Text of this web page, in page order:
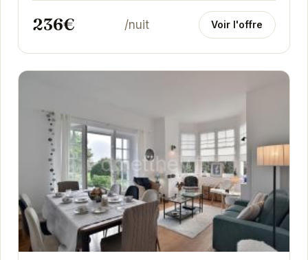
236€ /nuit Voir l'offre